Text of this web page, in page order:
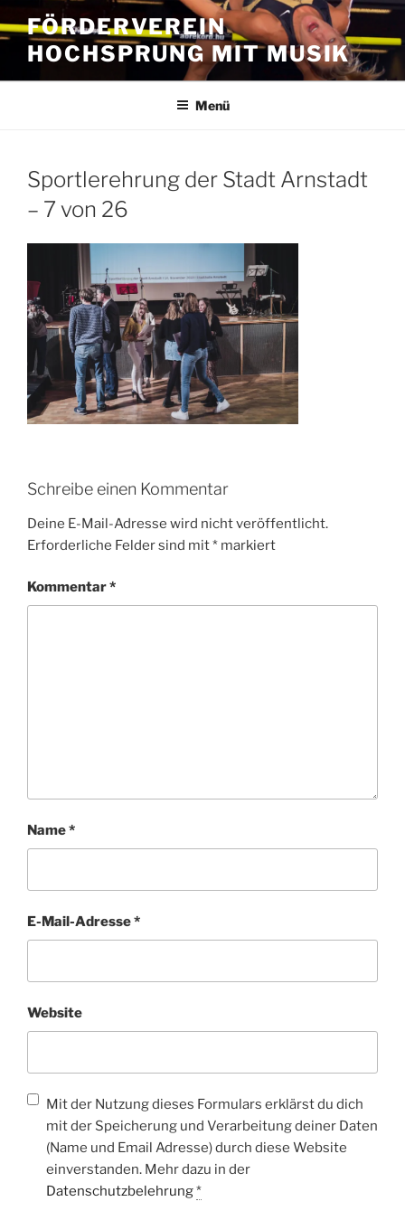
Inhalt
springen
FÖRDERVEREIN
HOCHSPRUNG MIT MUSIK
Menü
Sportlerehrung der Stadt Arnstadt
– 7 von 26
Schreibe einen Kommentar
Deine E-Mail-Adresse wird nicht veröffentlicht.
Erforderliche Felder sind mit* markiert
Kommentar*
Name*
E-Mail-Adresse*
Website
Mit der Nutzung dieses Formulars erklärst du dich
mit der Speicherung und Verarbeitung deiner Daten
(Name und Email Adresse) durch diese Website
einverstanden. Mehr dazu in der
Datenschutzbelehrung*